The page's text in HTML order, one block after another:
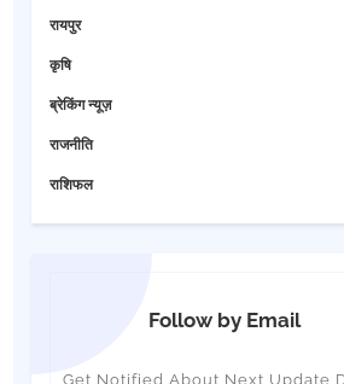
रायपुर
कृषि
ब्रेकिंग न्यूज़
राजनीति
राशिफल
Follow by Email
Get Notified About Next Update